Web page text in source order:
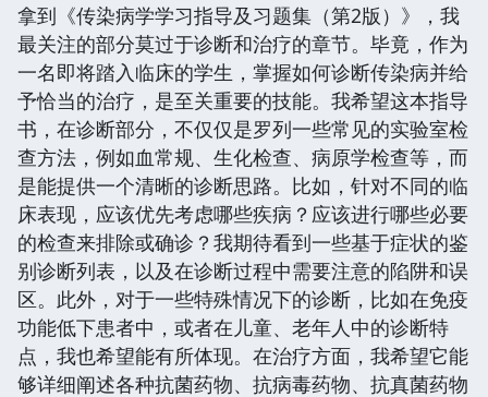
拿到《传染病学学习指导及习题集（第2版）》，我
最关注的部分莫过于诊断和治疗的章节。毕竟，作为
一名即将踏入临床的学生，掌握如何诊断传染病并给
予恰当的治疗，是至关重要的技能。我希望这本指导
书，在诊断部分，不仅仅是罗列一些常见的实验室检
查方法，例如血常规、生化检查、病原学检查等，而
是能提供一个清晰的诊断思路。比如，针对不同的临
床表现，应该优先考虑哪些疾病？应该进行哪些必要
的检查来排除或确诊？我期待看到一些基于症状的鉴
别诊断列表，以及在诊断过程中需要注意的陷阱和误
区。此外，对于一些特殊情况下的诊断，比如在免疫
功能低下患者中，或者在儿童、老年人中的诊断特
点，我也希望能有所体现。在治疗方面，我希望它能
够详细阐述各种抗菌药物、抗病毒药物、抗真菌药物